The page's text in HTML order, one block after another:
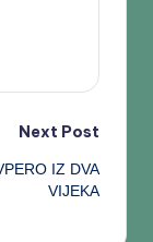
Next Post
IZ DVA
VIJEKA